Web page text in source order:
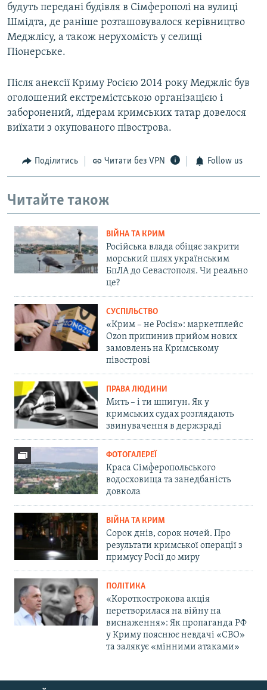
будуть передані будівля в Сімферополі на вулиці
Шмідта, де раніше розташовувалося керівництво
Меджлісу, а також нерухомість у селищі
Піонерське.
Після анексії Криму Росією 2014 року Меджліс був
оголошений екстремістською організацією і
заборонений, лідерам кримських татар довелося
виїхати з окупованого півострова.
Поділитись Читати без VPN Follow us
Читайте також
ВІЙНА ТА КРИМ
Російська влада обіцяє закрити
морський шлях українським
БпЛА до Севастополя. Чи реально
це?
СУСПІЛЬСТВО
«Крим – не Росія»: маркетплейс
Ozon припинив прийом нових
замовлень на Кримському
півострові
ПРАВА ЛЮДИНИ
Мить – і ти шпигун. Як у
кримських судах розглядають
звинувачення в держзраді
ФОТОГАЛЕРЕЇ
Краса Сімферопольського
водосховища та занедбаність
довкола
ВІЙНА ТА КРИМ
Сорок днів, сорок ночей. Про
результати кримської операції з
примусу Росії до миру
ПОЛІТИКА
«Короткострокова акція
перетворилася на війну на
виснаження»: Як пропаганда РФ
у Криму пояснює невдачі «СВО»
та залякує «мінними атаками»